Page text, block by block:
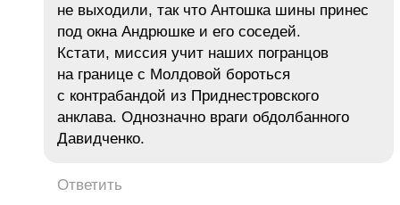
не выходили, так что Антошка шины принес
под окна Андрюшке и его соседей.
Кстати, миссия учит наших погранцов
на границе с Молдовой бороться
с контрабандой из Приднестровского
анклава. Однозначно враги обдолбанного
Давидченко.
Ответить